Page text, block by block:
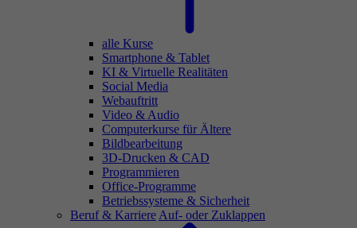
alle Kurse
Smartphone & Tablet
KI & Virtuelle Realitäten
Social Media
Webauftritt
Video & Audio
Computerkurse für Ältere
Bildbearbeitung
3D-Drucken & CAD
Programmieren
Office-Programme
Betriebssysteme & Sicherheit
Beruf & Karriere Auf- oder Zuklappen